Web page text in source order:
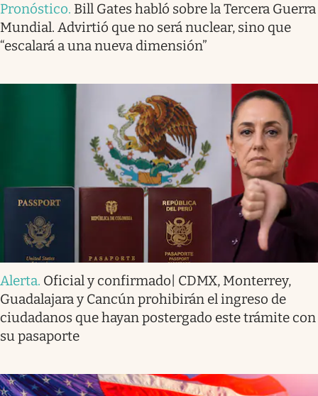
Pronóstico. Bill Gates habló sobre la Tercera Guerra
Mundial. Advirtió que no será nuclear, sino que
“escalará a una nueva dimensión”
Alerta. Oficial y confirmado| CDMX, Monterrey,
Guadalajara y Cancún prohibirán el ingreso de
ciudadanos que hayan postergado este trámite con
su pasaporte